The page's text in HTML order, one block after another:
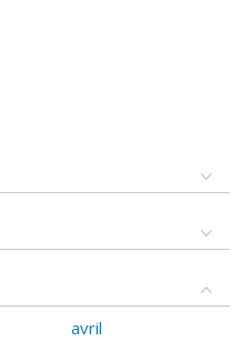
avril